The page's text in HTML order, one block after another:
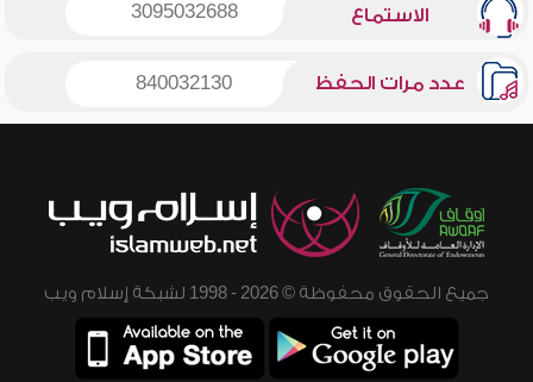
الاستماع 3095032688
عدد مرات الحفظ 840032130
جميع الحقوق محفوظة © 2026 - 1998 لشبكة إسلام ويب